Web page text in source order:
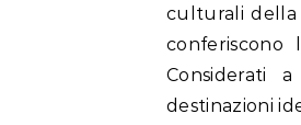
culturali della
conferiscono
Considerati
destinazioni